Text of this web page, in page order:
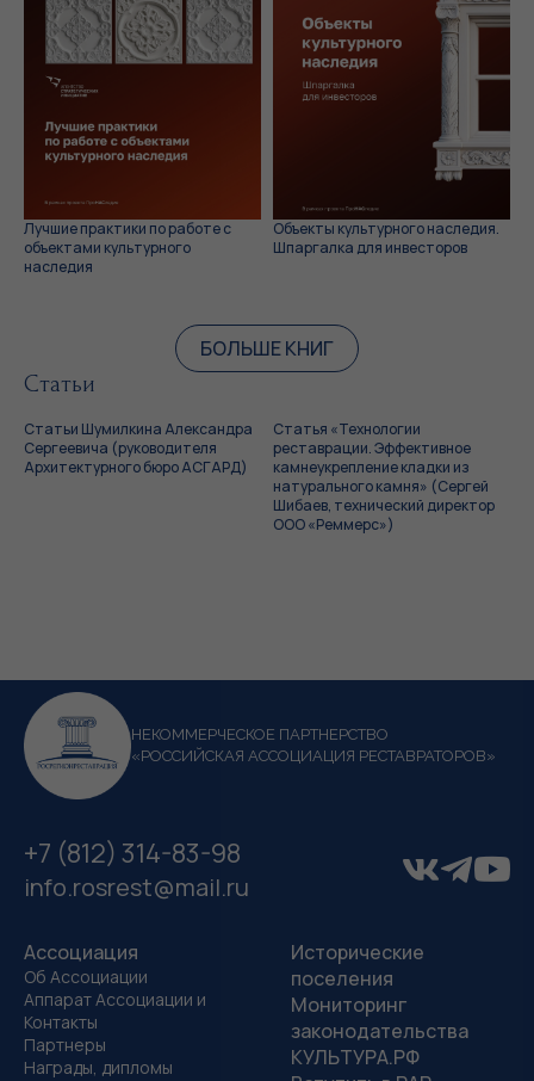
Лучшие практики по работе с
объектами культурного
наследия
Объекты культурного наследия.
Шпаргалка для инвесторов
БОЛЬШЕ КНИГ
Статьи
Статьи Шумилкина Александра
Сергеевича (руководителя
Архитектурного бюро АСГАРД)
Статья «Технологии
реставрации. Эффективное
камнеукрепление кладки из
натурального камня» (Сергей
Шибаев, технический директор
ООО «Реммерс»)
НЕКОММЕРЧЕСКОЕ ПАРТНЕРСТВО
«РОССИЙСКАЯ АССОЦИАЦИЯ РЕСТАВРАТОРОВ»
+7 (812) 314-83-98
info.rosrest@mail.ru
Ассоциация
Об Ассоциации
Аппарат Ассоциации и
Контакты
Партнеры
Награды, дипломы
Исторические
поселения
Мониторинг
законодательства
КУЛЬТУРА.РФ